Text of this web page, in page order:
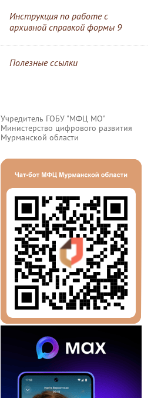
Инструкция по работе с
архивной справкой формы 9
Полезные ссылки
Учредитель ГОБУ "МФЦ МО"
Министерство цифрового развития
Мурманской области